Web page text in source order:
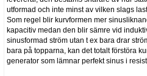
utformad och inte minst av vilken slags
Som regel blir kurvformen mer
kapacitiv medan den blir sämre vid
sinusformad ström utan t ex bara drar
bara på topparna, kan det totalt förstöra
generator som lämnar perfekt sinus i